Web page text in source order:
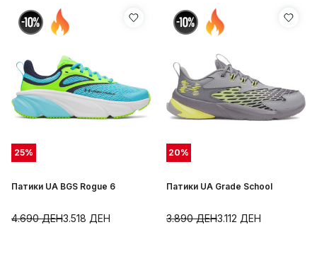
25%
Патики UA BGS Rogue 6
3.518 ДЕН
4.690ДЕН
20%
Патики UA Grade School
3.112 ДЕН
3.890ДЕН